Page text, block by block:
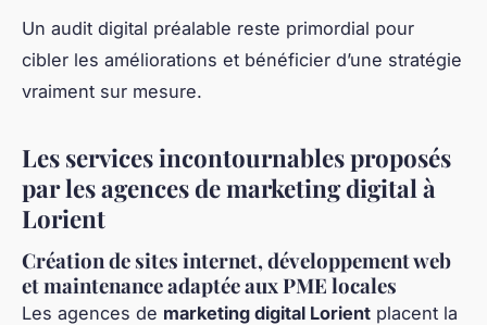
Un audit digital préalable reste primordial pour
cibler les améliorations et bénéficier d’une stratégie
vraiment sur mesure.
Les services incontournables proposés
par les agences de marketing digital à
Lorient
Création de sites internet, développement web
et maintenance adaptée aux PME locales
Les agences de marketing digital Lorient placent la